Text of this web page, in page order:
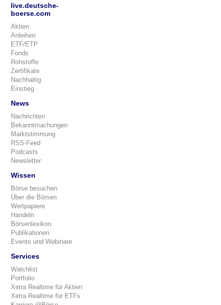
live.deutsche-
boerse.com
Aktien
Anleihen
ETF/ETP
Fonds
Rohstoffe
Zertifikate
Nachhaltig
Einstieg
News
Nachrichten
Bekanntmachungen
Marktstimmung
RSS-Feed
Podcasts
Newsletter
Wissen
Börse besuchen
Über die Börsen
Wertpapiere
Handeln
Börsenlexikon
Publikationen
Events und Webinare
Services
Watchlist
Portfolio
Xetra Realtime für Aktien
Xetra Realtime für ETFs